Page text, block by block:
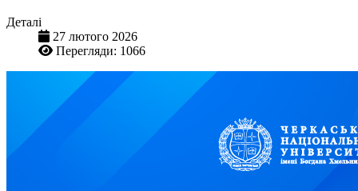
Деталі
27 лютого 2026
Перегляди: 1066